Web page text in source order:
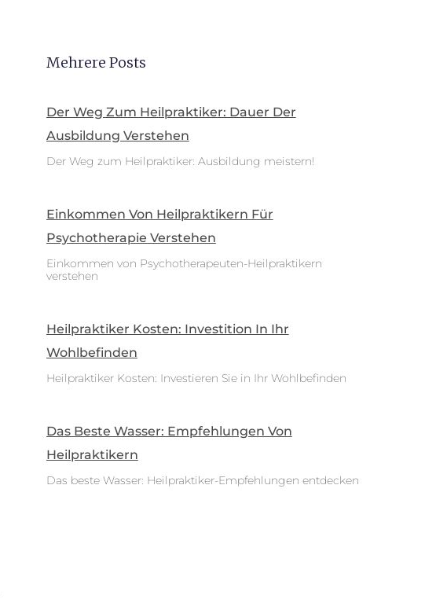
Mehrere Posts
Der Weg Zum Heilpraktiker: Dauer Der
Ausbildung Verstehen
Der Weg zum Heilpraktiker: Ausbildung meistern!
Einkommen Von Heilpraktikern Für
Psychotherapie Verstehen
Einkommen von Psychotherapeuten-Heilpraktikern
verstehen
Heilpraktiker Kosten: Investition In Ihr
Wohlbefinden
Heilpraktiker Kosten: Investieren Sie in Ihr Wohlbefinden
Das Beste Wasser: Empfehlungen Von
Heilpraktikern
Das beste Wasser: Heilpraktiker-Empfehlungen entdecken